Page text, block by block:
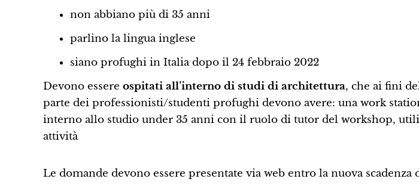
non abbiano più di 35 anni
parlino la lingua inglese
siano profughi in Italia dopo il 24 febbraio 2022
Devono essere ospitati all’interno di studi di architettura, che ai fini
parte dei professionisti/studenti profughi devono avere: una work
interno allo studio under 35 anni con il ruolo di tutor del workshop,
attività
Le domande devono essere presentate via web entro la nuova scadenza